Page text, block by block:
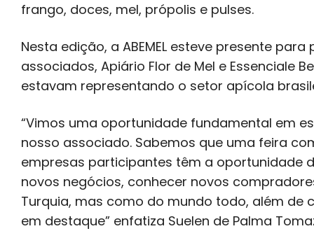
frango, doces, mel, própolis e pulses.
Nesta edição, a ABEMEL esteve presente
associados, Apiário Flor de Mel e Essenciale
estavam representando o setor apícola
“Vimos uma oportunidade fundamental em
nosso associado. Sabemos que uma feira
empresas participantes têm a oportunidade
novos negócios, conhecer novos
Turquia, mas como do mundo todo, além de
em destaque” enfatiza Suelen de Palma